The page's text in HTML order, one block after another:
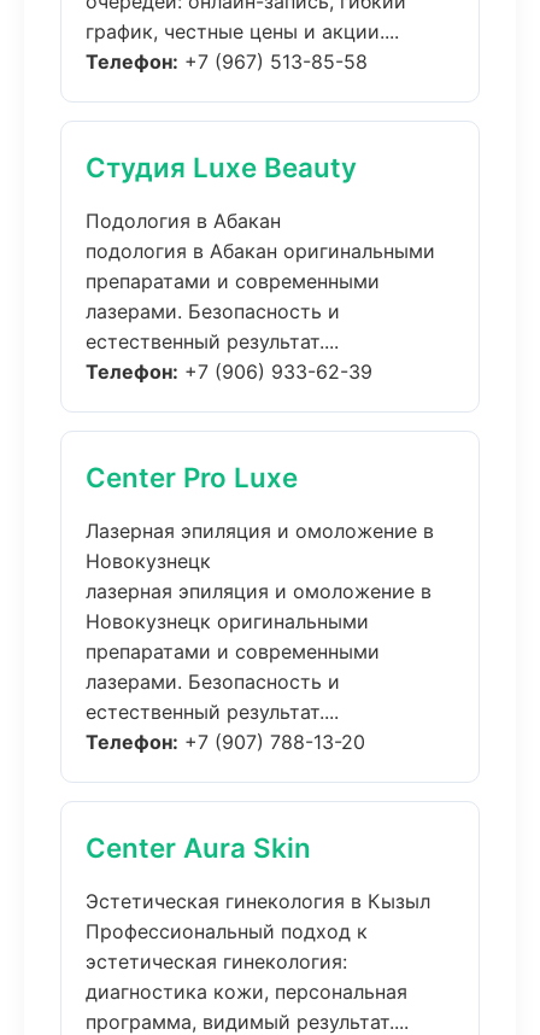
график, честные цены и акции....
Телефон: +7 (967) 513-85-58
Студия Luxe Beauty
Подология в Абакан
подология в Абакан оригинальными
препаратами и современными
лазерами. Безопасность и
естественный результат....
Телефон: +7 (906) 933-62-39
Center Pro Luxe
Лазерная эпиляция и омоложение в
Новокузнецк
лазерная эпиляция и омоложение в
Новокузнецк оригинальными
препаратами и современными
лазерами. Безопасность и
естественный результат....
Телефон: +7 (907) 788-13-20
Center Aura Skin
Эстетическая гинекология в Кызыл
Профессиональный подход к
эстетическая гинекология:
диагностика кожи, персональная
программа, видимый результат....